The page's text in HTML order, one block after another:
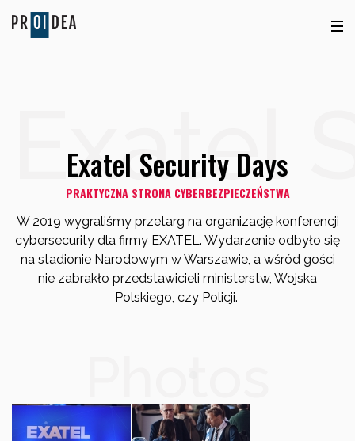
Exatel
Exatel Security Days
PRAKTYCZNA STRONA CYBERBEZPIECZEŃSTWA
W 2019 wygraliśmy przetarg na organizację konferencji
cybersecurity dla firmy EXATEL. Wydarzenie odbyło się
na stadionie Narodowym w Warszawie, a wśród gości
nie zabrakło przedstawicieli ministerstw, Wojska
Polskiego, czy Policji.